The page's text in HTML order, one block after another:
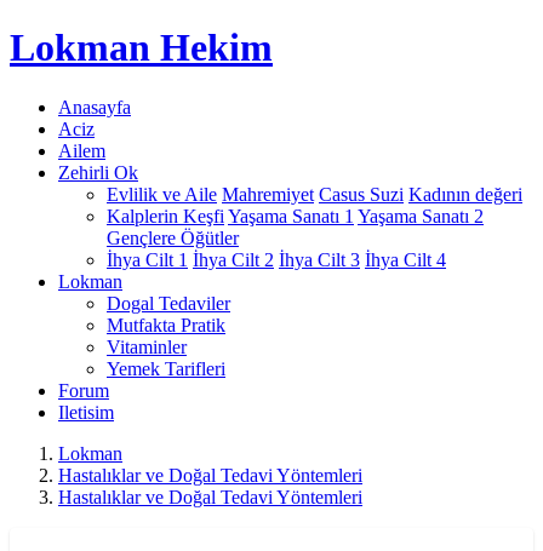
Lokman Hekim
Anasayfa
Aciz
Ailem
Zehirli Ok
Evlilik ve Aile Mahremiyet Casus Suzi Kadının değeri
Kalplerin Keşfi Yaşama Sanatı 1 Yaşama Sanatı 2
Gençlere Öğütler
İhya Cilt 1 İhya Cilt 2 İhya Cilt 3 İhya Cilt 4
Lokman
Dogal Tedaviler
Mutfakta Pratik
Vitaminler
Yemek Tarifleri
Forum
Iletisim
Lokman
Hastalıklar ve Doğal Tedavi Yöntemleri
Hastalıklar ve Doğal Tedavi Yöntemleri